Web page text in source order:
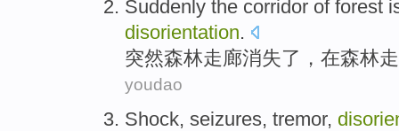
Suddenly the corridor of forest
disorientation.
突然森林走廊消失了 ， 在森林
youdao
Shock, seizures, tremor,